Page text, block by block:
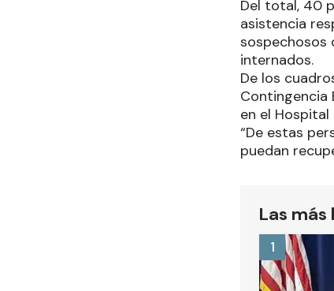
Del total, 40
asistencia
sospechosos
internados.
De los
Contingencia
en el
“De estas
puedan
Las más
1